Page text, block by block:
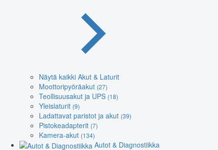
Näytä kaikki Akut & Laturit
Moottoripyöräakut (27)
Teollisuusakut ja UPS (18)
Yleislaturit (9)
Ladattavat paristot ja akut (39)
Pistokeadapterit (7)
Kamera-akut (134)
Autot & Diagnostiikka